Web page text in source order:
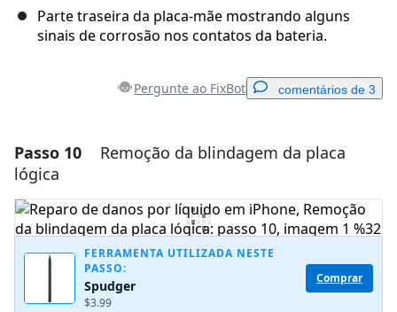
Parte traseira da placa-mãe mostrando alguns
sinais de corrosão nos contatos da bateria.
Pergunte ao FixBot comentários de 3
Adicionar um comentário
Comentar
Postar comentário
Passo 10
Remoção da blindagem da placa
lógica
FERRAMENTA UTILIZADA NESTE
PASSO:
Spudger
$3.99
Comprar